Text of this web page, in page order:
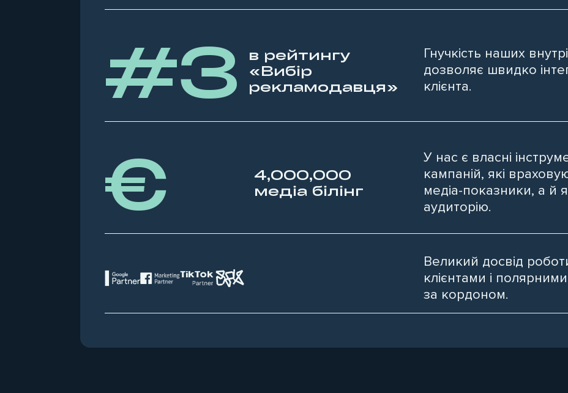
#3
в рейтингу
«Вибір
рекламодавця»
Гнучкість наших
дозволяє швидко
клієнта.
€
4,000,000
медіа білінг
У нас є власні
кампаній, які
медіа-показники, а й
аудиторію.
Великий досвід
клієнтами і
за кордоном.